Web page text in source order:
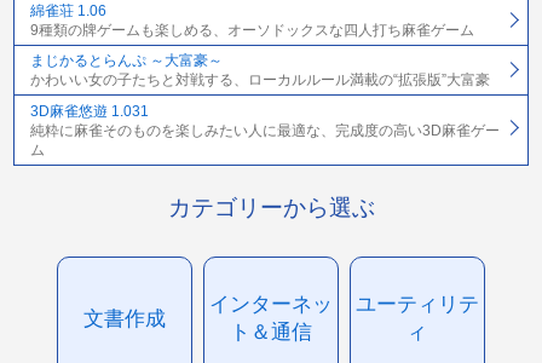
綿雀荘 1.06
9種類の牌ゲームも楽しめる、オーソドックスな四人打ち麻雀ゲーム
まじかるとらんぷ ～大富豪～
かわいい女の子たちと対戦する、ローカルルール満載の“拡張版”大富豪
3D麻雀悠遊 1.031
純粋に麻雀そのものを楽しみたい人に最適な、完成度の高い3D麻雀ゲー
ム
カテゴリーから選ぶ
文書作成
インターネッ
ト＆通信
ユーティリテ
ィ